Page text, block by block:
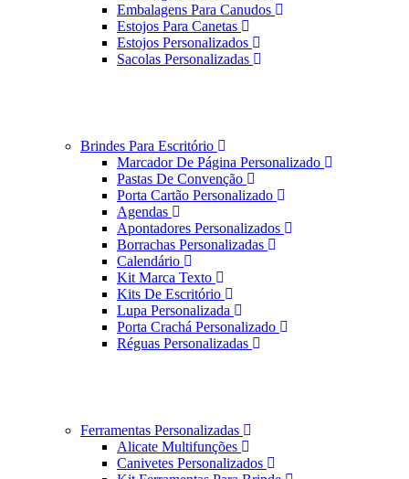
Embalagens Para Canudos
Estojos Para Canetas
Estojos Personalizados
Sacolas Personalizadas
Brindes Para Escritório
Marcador De Página Personalizado
Pastas De Convenção
Porta Cartão Personalizado
Agendas
Apontadores Personalizados
Borrachas Personalizadas
Calendário
Kit Marca Texto
Kits De Escritório
Lupa Personalizada
Porta Crachá Personalizado
Réguas Personalizadas
Ferramentas Personalizadas
Alicate Multifunções
Canivetes Personalizados